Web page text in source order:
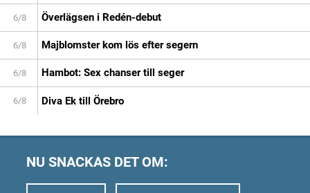
6/8 Överlägsen i Redén-debut
6/8 Majblomster kom lös efter segern
6/8 Hambot: Sex chanser till seger
6/8 Diva Ek till Örebro
NU SNACKAS DET OM: